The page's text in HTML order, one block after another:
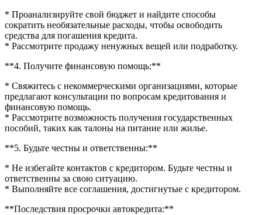
* Проанализируйте свой бюджет и найдите способы
сократить необязательные расходы, чтобы освободить
средства для погашения кредита.
* Рассмотрите продажу ненужных вещей или подработку.
**4. Получите финансовую помощь:**
* Свяжитесь с некоммерческими организациями, которые
предлагают консультации по вопросам кредитования и
финансовую помощь.
* Рассмотрите возможность получения государственных
пособий, таких как талоны на питание или жилье.
**5. Будьте честны и ответственны:**
* Не избегайте контактов с кредитором. Будьте честны и
ответственны за свою ситуацию.
* Выполняйте все соглашения, достигнутые с кредитором.
**Последствия просрочки автокредита:**